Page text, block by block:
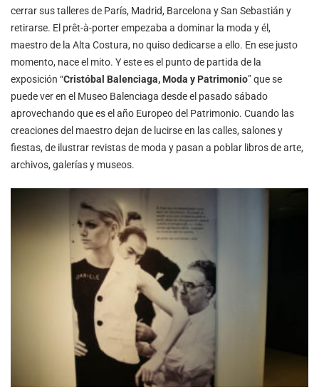
cerrar sus talleres de París, Madrid, Barcelona y San Sebastián y
retirarse. El prêt-à-porter empezaba a dominar la moda y él,
maestro de la Alta Costura, no quiso dedicarse a ello. En ese justo
momento, nace el mito. Y este es el punto de partida de la
exposición “Cristóbal Balenciaga, Moda y Patrimonio” que se
puede ver en el Museo Balenciaga desde el pasado sábado
aprovechando que es el año Europeo del Patrimonio. Cuando las
creaciones del maestro dejan de lucirse en las calles, salones y
fiestas, de ilustrar revistas de moda y pasan a poblar libros de arte,
archivos, galerías y museos.